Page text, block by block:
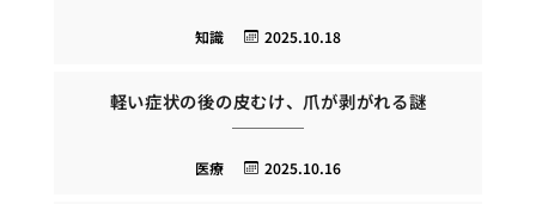
2025.10.18
知識
軽い症状の後の皮むけ、爪が剥がれる謎
2025.10.16
医療